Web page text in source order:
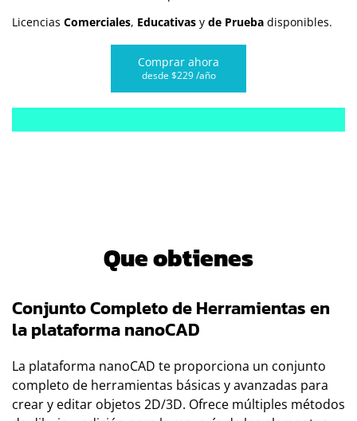
Licencias Comerciales, Educativas y de Prueba disponibles.
Comprar ahora
desde $229 /año
Que obtienes
Conjunto Completo de Herramientas en
la plataforma nanoCAD
La plataforma nanoCAD te proporciona un conjunto
completo de herramientas básicas y avanzadas para
crear y editar objetos 2D/3D. Ofrece múltiples métodos